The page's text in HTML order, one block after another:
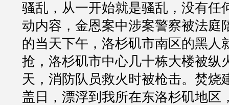
骚乱，从一开始就是骚乱，没有任
动内容，金恩案中涉案警察被法庭
的当天下午，洛杉矶市南区的黑人
抢，洛杉矶市中心几十栋大楼被纵
天，消防队员救火时被枪击。焚烧
盖日，漂浮到我所在东洛杉矶地区